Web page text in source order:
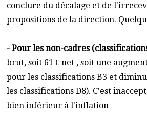
conclure du décalage et de
propositions de la direction.
- Pour les non-cadres
brut, soit 61 € net , soit une
pour les classifications B3 et
les classifications D8). C'est
bien inférieur à l'inflation